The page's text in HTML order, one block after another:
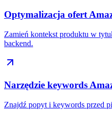
Optymalizacja ofert
Zamień kontekst produktu w
backend.
Narzędzie keywords
Znajdź popyt i keywords przed